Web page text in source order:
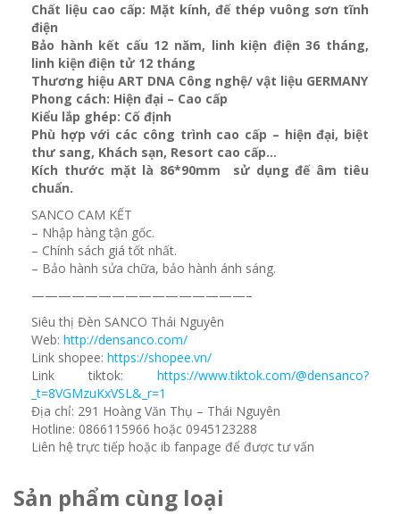
Chất liệu cao cấp: Mặt kính, đế thép vuông sơn tĩnh
điện
Bảo hành kết cấu 12 năm, linh kiện điện 36 tháng,
linh kiện điện tử 12 tháng
Thương hiệu ART DNA Công nghệ/ vật liệu GERMANY
Phong cách: Hiện đại – Cao cấp
Kiểu lắp ghép: Cố định
Phù hợp với các công trình cao cấp – hiện đại, biệt
thư sang, Khách sạn, Resort cao cấp…
Kích thước mặt là 86*90mm sử dụng đế âm tiêu
chuẩn.
SANCO CAM KẾT
– Nhập hàng tận gốc.
– Chính sách giá tốt nhất.
– Bảo hành sửa chữa, bảo hành ánh sáng.
————————————————–
Siêu thị Đèn SANCO Thái Nguyên
Web: http://densanco.com/
Link shopee: https://shopee.vn/
Link tiktok: https://www.tiktok.com/@densanco?
_t=8VGMzuKxVSL&_r=1
Địa chỉ: 291 Hoàng Văn Thụ – Thái Nguyên
Hotline: 0866115966 hoặc 0945123288
Liên hệ trực tiếp hoặc ib fanpage để được tư vấn
Sản phẩm cùng loại